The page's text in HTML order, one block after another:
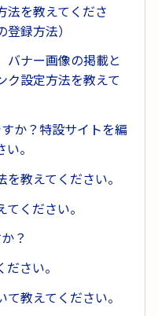
法を教えてくださ
録方法）
バナー画像の掲載と
ク設定方法を教えて
か？特設サイトを編
。
教えてください。
ください。
？
さい。
教えてください。